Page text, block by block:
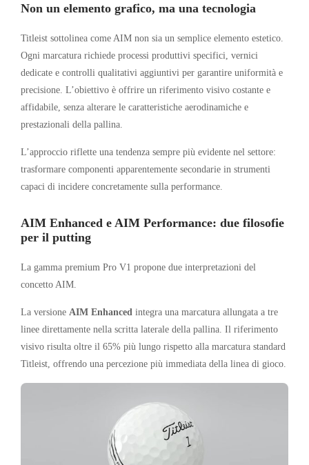
Non un elemento grafico, ma una tecnologia
Titleist sottolinea come AIM non sia un semplice elemento estetico.
Ogni marcatura richiede processi produttivi specifici, vernici
dedicate e controlli qualitativi aggiuntivi per garantire uniformità e
precisione. L’obiettivo è offrire un riferimento visivo costante e
affidabile, senza alterare le caratteristiche aerodinamiche e
prestazionali della pallina.
L’approccio riflette una tendenza sempre più evidente nel settore:
trasformare componenti apparentemente secondarie in strumenti
capaci di incidere concretamente sulla performance.
AIM Enhanced e AIM Performance: due filosofie
per il putting
La gamma premium Pro V1 propone due interpretazioni del
concetto AIM.
La versione AIM Enhanced integra una marcatura allungata a tre
linee direttamente nella scritta laterale della pallina. Il riferimento
visivo risulta oltre il 65% più lungo rispetto alla marcatura standard
Titleist, offrendo una percezione più immediata della linea di gioco.